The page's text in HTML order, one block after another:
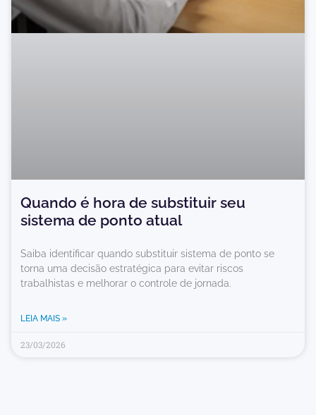
Quando é hora de substituir seu
sistema de ponto atual
Saiba identificar quando substituir sistema de ponto se
torna uma decisão estratégica para evitar riscos
trabalhistas e melhorar o controle de jornada.
LEIA MAIS »
23/03/2026